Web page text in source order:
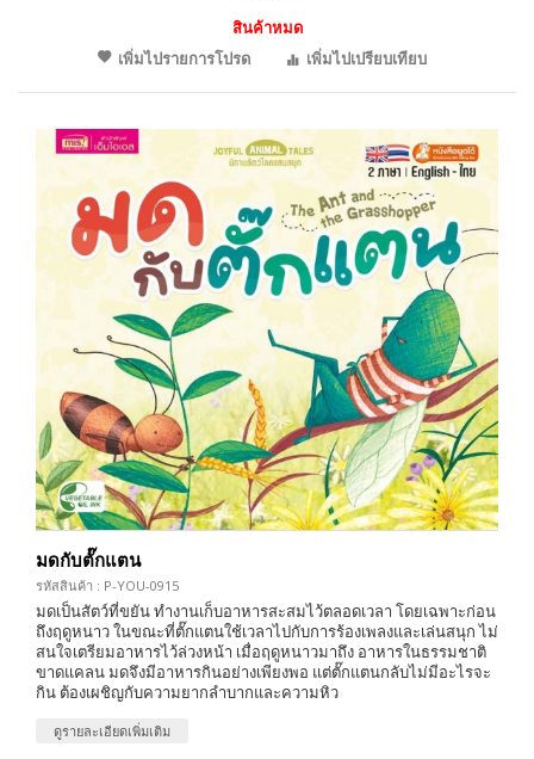
สินค้าหมด
เพิ่มไปรายการโปรด
เพิ่มไปเปรียบเทียบ
มดกับตั๊กแตน
รหัสสินค้า : P-YOU-0915
มดเป็นสัตว์ที่ขยัน ทำงานเก็บอาหารสะสมไว้ตลอดเวลา โดยเฉพาะก่อน
ถึงฤดูหนาว ในขณะที่ตั๊กแตนใช้เวลาไปกับการร้องเพลงและเล่นสนุก ไม่
สนใจเตรียมอาหารไว้ล่วงหน้า เมื่อฤดูหนาวมาถึง อาหารในธรรมชาติ
ขาดแคลน มดจึงมีอาหารกินอย่างเพียงพอ แต่ตั๊กแตนกลับไม่มีอะไรจะ
กิน ต้องเผชิญกับความยากลำบากและความหิว
ดูรายละเอียดเพิ่มเติม